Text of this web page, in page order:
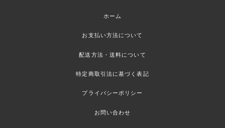
ホーム
お支払い方法について
配送方法・送料について
特定商取引法に基づく表記
プライバシーポリシー
お問い合わせ